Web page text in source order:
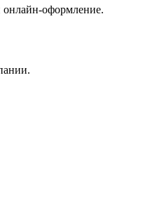
оформление.